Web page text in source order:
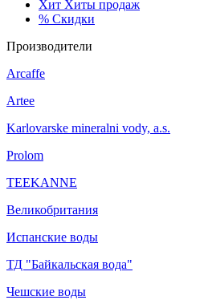
Хит Хиты продаж
% Скидки
Производители
Arcaffe
Artee
Karlovarske mineralni vody, a.s.
Prolom
TEEKANNE
Великобритания
Испанские воды
ТД "Байкальская вода"
Чешские воды